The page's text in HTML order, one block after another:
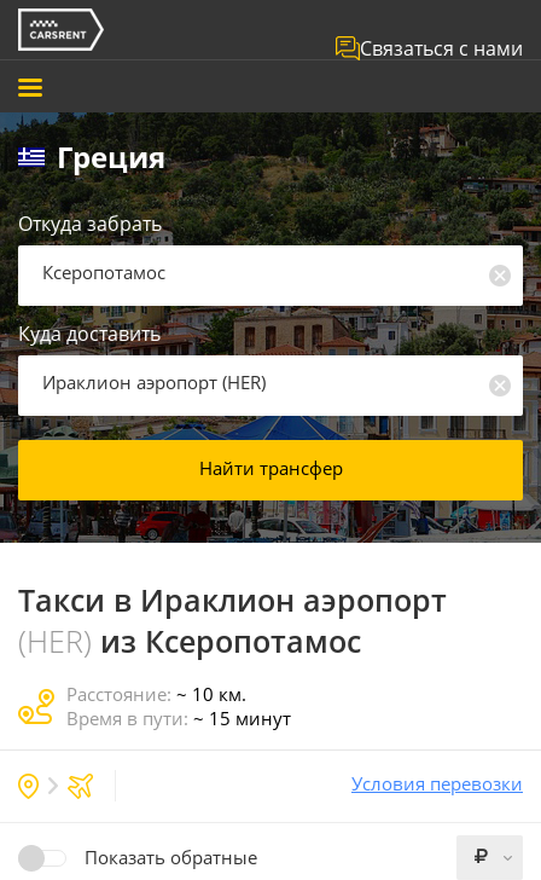
Связаться с нами
Греция
Откуда забрать
Ксеропотамос
Куда доставить
Ираклион аэропорт (HER)
Найти трансфер
Такси в Ираклион аэропорт
(HER) из Ксеропотамос
Расстояние: ~ 10 км.
Время в пути: ~ 15 минут
Показать обратные
Условия перевозки